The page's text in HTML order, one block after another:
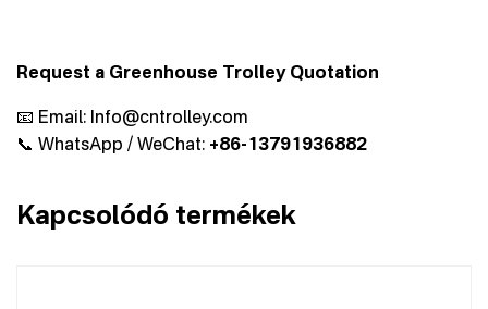
Request a Greenhouse Trolley Quotation
📧 Email: Info@cntrolley.com
📞 WhatsApp / WeChat: +86-13791936882
Kapcsolódó termékek